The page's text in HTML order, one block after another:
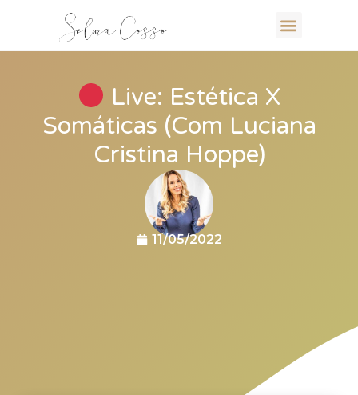
Live: Estética X
Somáticas (Com Luciana
Cristina Hoppe)
11/05/2022